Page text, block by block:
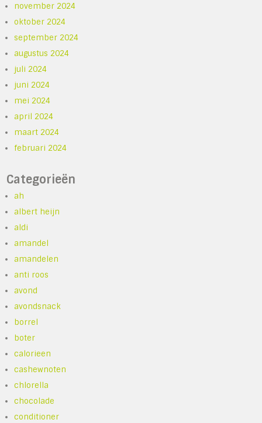
november 2024
oktober 2024
september 2024
augustus 2024
juli 2024
juni 2024
mei 2024
april 2024
maart 2024
februari 2024
Categorieën
ah
albert heijn
aldi
amandel
amandelen
anti roos
avond
avondsnack
borrel
boter
calorieen
cashewnoten
chlorella
chocolade
conditioner